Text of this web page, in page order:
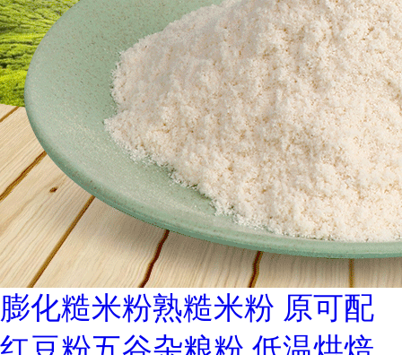
膨化糙米粉熟糙米粉 原可配